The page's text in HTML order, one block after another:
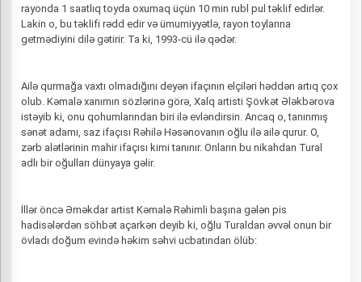
rayonda 1 saatlıq toyda oxumaq üçün 10 min rubl pul təklif edirlər.
Lakin o, bu təklifi rədd edir və ümumiyyətlə, rayon toylarına
getmədiyini dilə gətirir. Ta ki, 1993-cü ilə qədər.
Ailə qurmağa vaxtı olmadığını deyən ifaçının elçiləri həddən artıq çox
olub. Kəmalə xanımın sözlərinə görə, Xalq artisti Şövkət Ələkbərova
istəyib ki, onu qohumlarından biri ilə evləndirsin. Ancaq o, tanınmış
sənət adamı, saz ifaçısı Rəhilə Həsənovanın oğlu ilə ailə qurur. O,
zərb alətlərinin mahir ifaçısı kimi tanınır. Onların bu nikahdan Tural
adlı bir oğulları dünyaya gəlir.
İllər öncə Əməkdar artist Kəmalə Rəhimli başına gələn pis
hadisələrdən söhbət açarkən deyib ki, oğlu Turaldan əvvəl onun bir
övladı doğum evində həkim səhvi ucbatından ölüb: